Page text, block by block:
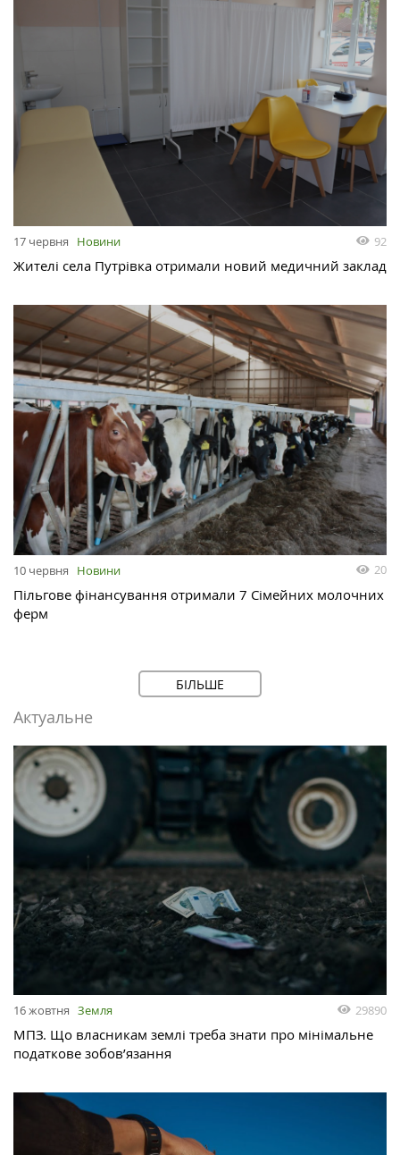
17 червня Новини 92
Жителі села Путрівка отримали новий медичний заклад
10 червня Новини 20
Пільгове фінансування отримали 7 Сімейних молочних
ферм
БІЛЬШЕ
Актуальне
16 жовтня Земля 29890
МПЗ. Що власникам землі треба знати про мінімальне
податкове зобов’язання